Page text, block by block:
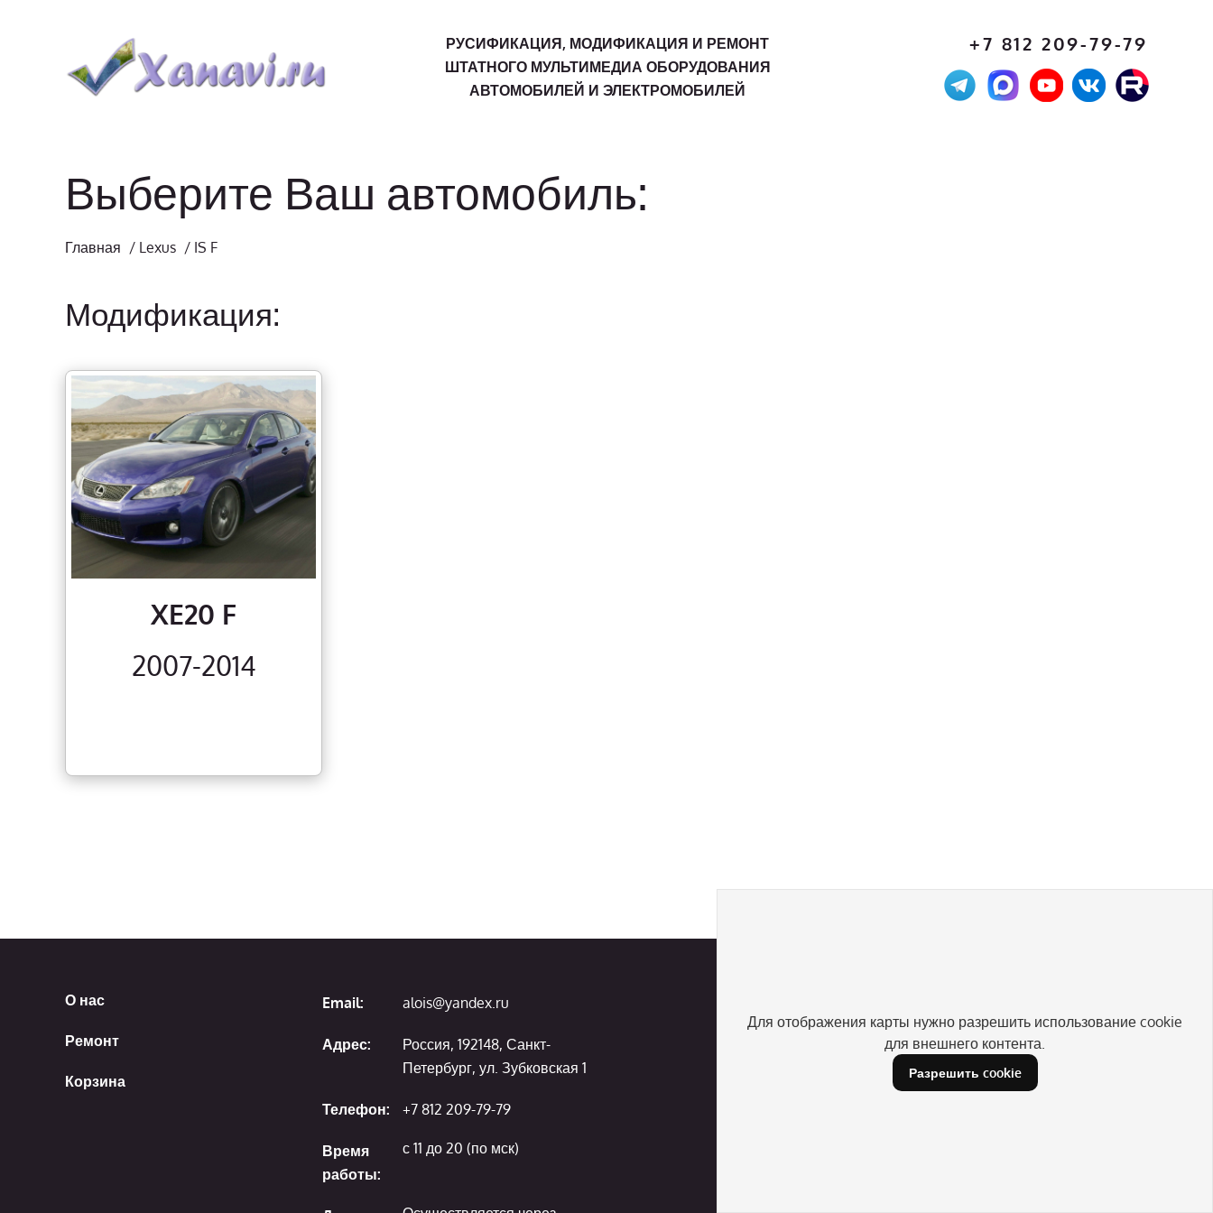
РУСИФИКАЦИЯ, МОДИФИКАЦИЯ И РЕМОНТ
ШТАТНОГО МУЛЬТИМЕДИА ОБОРУДОВАНИЯ
АВТОМОБИЛЕЙ И ЭЛЕКТРОМОБИЛЕЙ
+7 812 209-79-79
Выберите Ваш автомобиль:
Главная / Lexus / IS F
Модификация:
XE20 F
2007-2014
О нас
Ремонт
Корзина
Email: alois@yandex.ru
Адрес:
Россия, 192148, Санкт-
Петербург, ул. Зубковская 1
Телефон: +7 812 209-79-79
Время
работы:
с 11 до 20 (по мск)
Для отображения карты нужно разрешить использование cookie
для внешнего контента.
Разрешить cookie